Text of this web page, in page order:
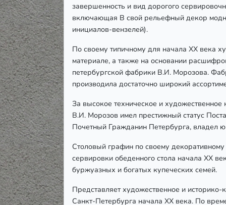
завершенность и вид дорогого
включающая B свой рельефный декор
инициалов-вензелей).
По своему типичному для начала ХХ века
материале, а также на основании
петербургской фабрики В.И. Морозова.
производила достаточно широкий
За высокое техническое и
В.И. Морозов имел престижный статус
Почетный Гражданин Петербурга, владел
Столовый графин по своему
сервировки обеденного стола начала ХХ
буржуазных и богатых купеческих семей.
Представляет художественное и
Санкт-Петербурга начала ХХ века. По